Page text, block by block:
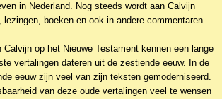
in Nederland. Nog steeds wordt aan Calvijn
lezingen, boeken en ook in andere commentaren
Calvijn op het Nieuwe Testament kennen een lange
vertalingen dateren uit de zestiende eeuw. In de
eeuw zijn veel van zijn teksten gemoderniseerd.
van deze oude vertalingen veel te wensen